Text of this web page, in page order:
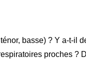
basse) ? Y a-t-il
proches ?